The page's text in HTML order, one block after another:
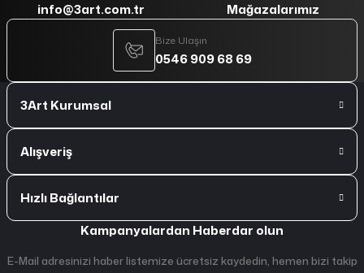
info@3art.com.tr Mağazalarımız
Bize Ulaşın
0546 909 68 69
3Art Kurumsal
Alışveriş
Hızlı Bağlantılar
Kampanyalardan Haberdar olun
E-Mail adresinizi haber listemize ücretsiz kaydedin, hemen bizi takip